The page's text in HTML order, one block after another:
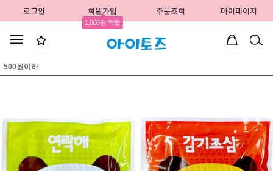
로그인 회원가입
1,000원 적립
주문조회 마이페이지
500원이하